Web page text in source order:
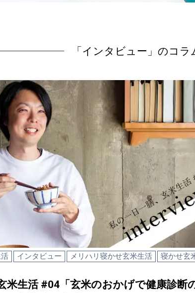
「インタビュー」のコラ
インタビュー メリハリ寝かせ玄米生活 寝かせ玄
米生活 #04「玄米のおかげで健康診断